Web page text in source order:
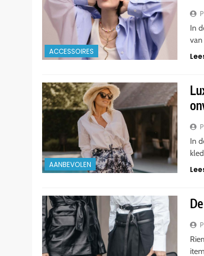
ACCESSOIRES
In
van
AANBEVOLEN
In